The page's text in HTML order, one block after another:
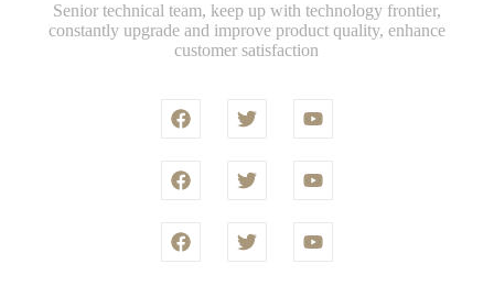
Senior technical team, keep up with technology frontier,
constantly upgrade and improve product quality, enhance
customer satisfaction